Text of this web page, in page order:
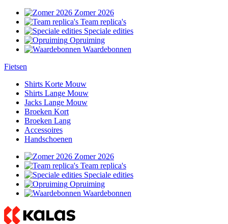
Zomer 2026
Team replica's
Speciale edities
Opruiming
Waardebonnen
Fietsen
Shirts Korte Mouw
Shirts Lange Mouw
Jacks Lange Mouw
Broeken Kort
Broeken Lang
Accessoires
Handschoenen
Zomer 2026
Team replica's
Speciale edities
Opruiming
Waardebonnen